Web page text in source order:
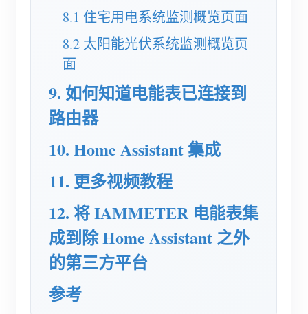
文档
教程视频
常见问题
新闻
博客
贡献者计划
贡献者中心
IAMMETER 活动
论坛
应用商店
站点探索
光伏排名
解决方案
联系我们
关于我们
8.1 住宅用电系统监测概览页面
8.2 太阳能光伏系统监测概览页
面
9. 如何知道电能表已连接到
路由器
10. Home Assistant 集成
11. 更多视频教程
12. 将 IAMMETER 电能表集
成到除 Home Assistant 之外
的第三方平台
参考